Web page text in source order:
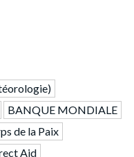
BANQUE MONDIALE
de la Paix
Aid